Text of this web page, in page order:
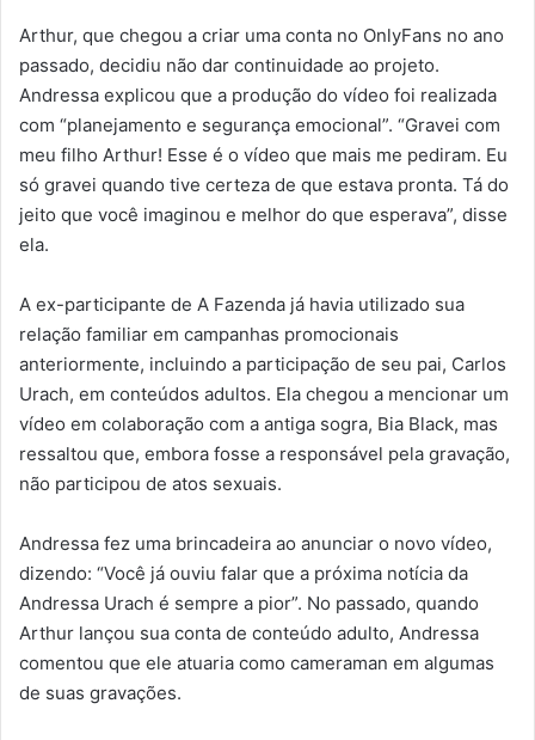
Arthur, que chegou a criar uma conta no OnlyFans no ano
passado, decidiu não dar continuidade ao projeto.
Andressa explicou que a produção do vídeo foi realizada
com “planejamento e segurança emocional”. “Gravei com
meu filho Arthur! Esse é o vídeo que mais me pediram. Eu
só gravei quando tive certeza de que estava pronta. Tá do
jeito que você imaginou e melhor do que esperava”, disse
ela.
A ex-participante de A Fazenda já havia utilizado sua
relação familiar em campanhas promocionais
anteriormente, incluindo a participação de seu pai, Carlos
Urach, em conteúdos adultos. Ela chegou a mencionar um
vídeo em colaboração com a antiga sogra, Bia Black, mas
ressaltou que, embora fosse a responsável pela gravação,
não participou de atos sexuais.
Andressa fez uma brincadeira ao anunciar o novo vídeo,
dizendo: “Você já ouviu falar que a próxima notícia da
Andressa Urach é sempre a pior”. No passado, quando
Arthur lançou sua conta de conteúdo adulto, Andressa
comentou que ele atuaria como cameraman em algumas
de suas gravações.